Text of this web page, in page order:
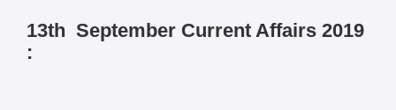
13th September Current Affairs 2019
: